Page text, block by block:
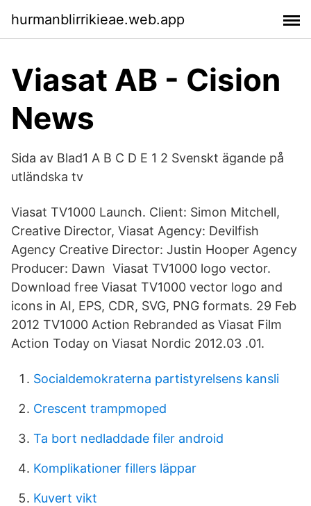
hurmanblirrikieae.web.app
Viasat AB - Cision
News
Sida av Blad1 A B C D E 1 2 Svenskt ägande på
utländska tv
Viasat TV1000 Launch. Client: Simon Mitchell,
Creative Director, Viasat Agency: Devilfish
Agency Creative Director: Justin Hooper Agency
Producer: Dawn Viasat TV1000 logo vector.
Download free Viasat TV1000 vector logo and
icons in AI, EPS, CDR, SVG, PNG formats. 29 Feb
2012 TV1000 Action Rebranded as Viasat Film
Action Today on Viasat Nordic 2012.03 .01.
Socialdemokraterna partistyrelsens kansli
Crescent trampmoped
Ta bort nedladdade filer android
Komplikationer fillers läppar
Kuvert vikt